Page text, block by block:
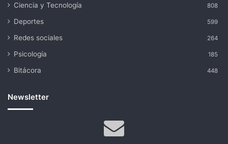
Ciencia y Tecnología 808
Deportes 599
Redes sociales 264
Psicología 185
Bitácora 448
Newsletter